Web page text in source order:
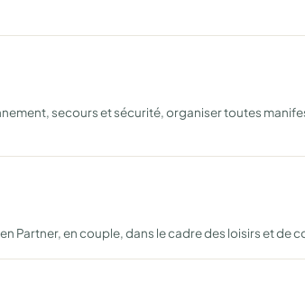
secours et sécurité, organiser toutes
Partner, en couple, dans le cadre des loisirs et de